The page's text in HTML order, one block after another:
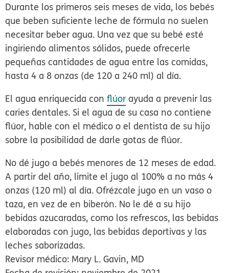
Durante los primeros seis meses de vida, los bebés
que beben suficiente leche de fórmula no suelen
necesitar beber agua. Una vez que su bebé esté
ingiriendo alimentos sólidos, puede ofrecerle
pequeñas cantidades de agua entre las comidas,
hasta 4 a 8 onzas (de 120 a 240 ml) al día.
El agua enriquecida conflúorayuda a prevenir las
caries dentales. Si el agua de su casa no contiene
flúor, hable con el médico o el dentista de su hijo
sobre la posibilidad de darle gotas de flúor.
No dé jugo a bebés menores de 12 meses de edad.
A partir del año, limite el jugo al 100% a no más 4
onzas (120 ml) al día. Ofrézcale jugo en un vaso o
taza, en vez de en biberón. No le dé a su hijo
bebidas azucaradas, como los refrescos, las bebidas
elaboradas con jugo, las bebidas deportivas y las
leches saborizadas.
Revisor médico: Mary L. Gavin, MD